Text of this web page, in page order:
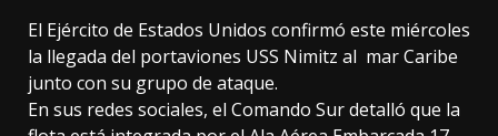
El Ejército de Estados Unidos confirmó este miércoles
la llegada del portaviones USS Nimitz al mar Caribe
junto con su grupo de ataque.
En sus redes sociales, el Comando Sur detalló que la